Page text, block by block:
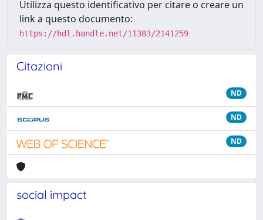
Utilizza questo identificativo per citare o creare un
link a questo documento:
https://hdl.handle.net/11383/2141259
Citazioni
ND
ND
ND
social impact